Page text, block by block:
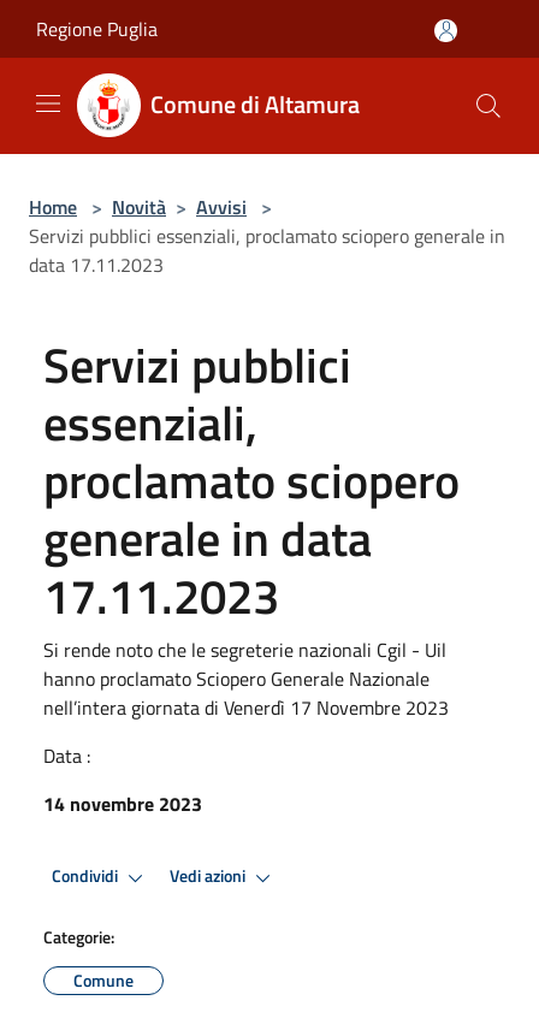
Regione Puglia
Comune di Altamura
Home > Novità > Avvisi >
Servizi pubblici essenziali, proclamato sciopero generale in
data 17.11.2023
Servizi pubblici
essenziali,
proclamato sciopero
generale in data
17.11.2023
Si rende noto che le segreterie nazionali Cgil - Uil
hanno proclamato Sciopero Generale Nazionale
nell’intera giornata di Venerdì 17 Novembre 2023
Data :
14 novembre 2023
Condividi Vedi azioni
Categorie:
Comune